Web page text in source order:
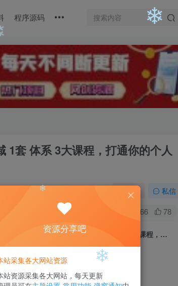
程序源码
1套 体系 3大课程，打通你的个人
关注 私信
1166 78
（6308期）IP私域 系统搭建课，视频号+私域 1套 体系 3大课程，打通你的个人ip私域
，请付费后查看
源
资源分享吧
站采集各大网站资源
站资源采集各大网站，每天更新
❄
❄